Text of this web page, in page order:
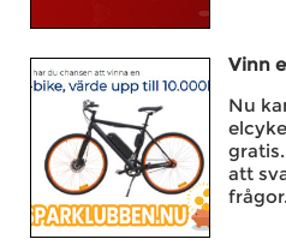
Vinn
Nu
att